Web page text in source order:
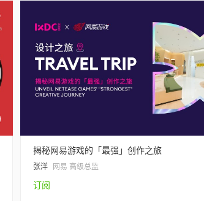
揭秘网易游戏的「最强」创作之旅
张洋 网易 高级总监
订阅